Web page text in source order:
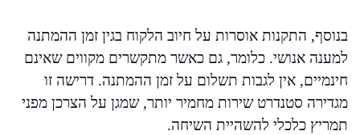
בנוסף, התקנות אוסרות על חיוב הלקוח בגין זמן ההמתנה
למענה אנושי. כלומר, גם כאשר מתקשרים מקווים שאינם
חינמיים, אין לגבות תשלום על זמן ההמתנה. דרישה זו
מגדירה סטנדרט שירות מחמיר יותר, שמגן על הצרכן מפני
תמריץ כלכלי להשהיית השיחה.